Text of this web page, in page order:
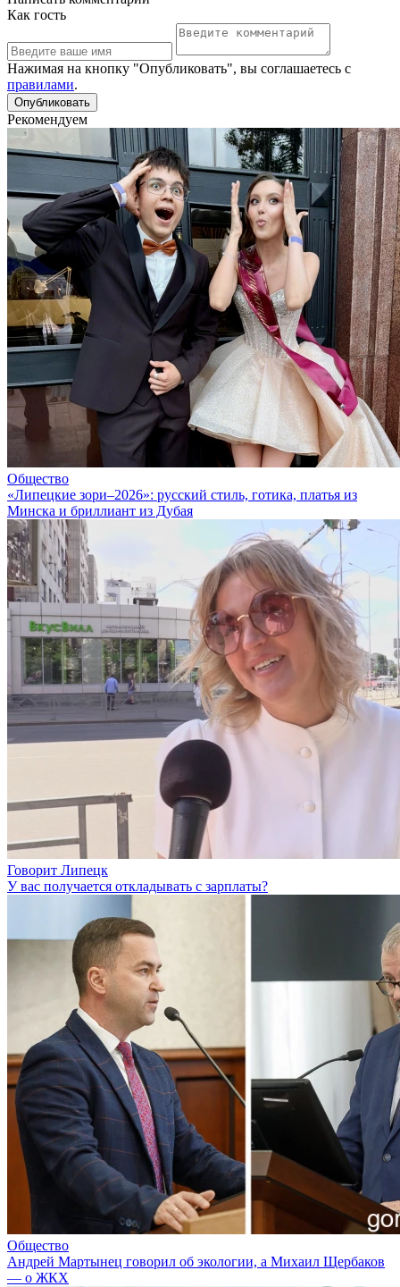
Как гость
Нажимая на кнопку "Опубликовать", вы соглашаетесь с
правилами.
Рекомендуем
Общество
«Липецкие зори–2026»: русский стиль, готика, платья из
Минска и бриллиант из Дубая
Говорит Липецк
У вас получается откладывать с зарплаты?
Общество
Андрей Мартынец говорил об экологии, а Михаил Щербаков
— о ЖКХ